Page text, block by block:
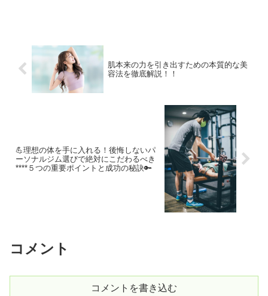
肌本来の力を引き出すための本質的な美
容法を徹底解説！！
💪理想の体を手に入れる！後悔しないパ
ーソナルジム選びで絶対にこだわるべき
****５つの重要ポイントと成功の秘訣🔑
コメント
コメントを書き込む